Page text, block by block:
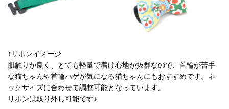
↑リボンイメージ
肌触りが良く、とても軽量で着け心地が抜群なので、首輪が苦手
な猫ちゃんや首輪ハゲが気になる猫ちゃんにもおすすめです。ネ
ックサイズに合わせて調整可能となっています。
リボンは取り外し可能です♪